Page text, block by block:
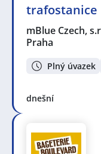
trafostanice
mBlue Czech,
Praha
Plný úvazek
dnešní